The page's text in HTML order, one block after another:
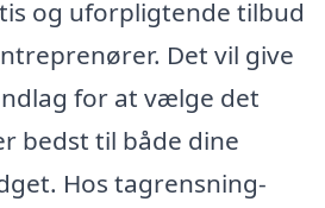
og uforpligtende tilbud
Det vil give
for at vælge det
bedst til både dine
Hos tagrensning-